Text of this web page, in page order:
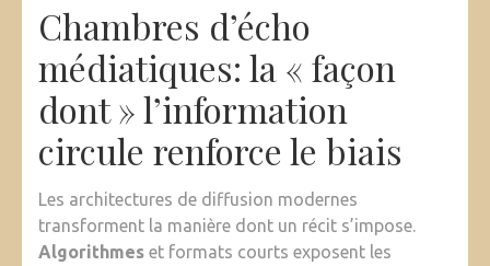
Chambres d’écho
médiatiques: la « façon
dont » l’information
circule renforce le biais
Les architectures de diffusion modernes
transforment la manière dont un récit s’impose.
Algorithmes et formats courts exposent les